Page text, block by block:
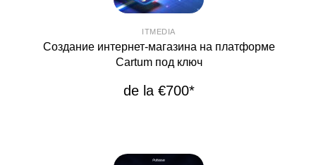
ITMEDIA
Создание интернет-магазина на платформе
Cartum под ключ
de la €700*